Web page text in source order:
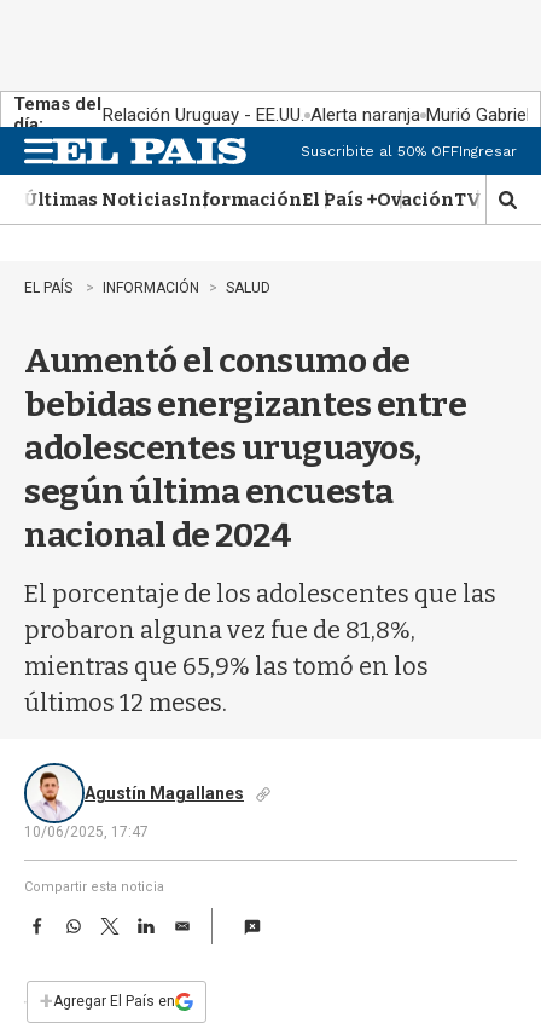
Temas del
día:
Relación Uruguay - EE.UU. Alerta naranja Murió Gabriel
n
u
Suscribite al 50% OFFIngresar
Últimas NoticiasInformaciónEl País +OvaciónTV Show
M
o
EL PAÍS INFORMACIÓN SALUD
Aumentó el consumo de
bebidas energizantes entre
adolescentes uruguayos,
según última encuesta
nacional de 2024
El porcentaje de los adolescentes que las
probaron alguna vez fue de 81,8%,
mientras que 65,9% las tomó en los
últimos 12 meses.
Agustín Magallanes
10/06/2025, 17:47
Compartir esta noticia
F
e
b
W
s
T
w
t
L
E
i
l
+Agregar El País en